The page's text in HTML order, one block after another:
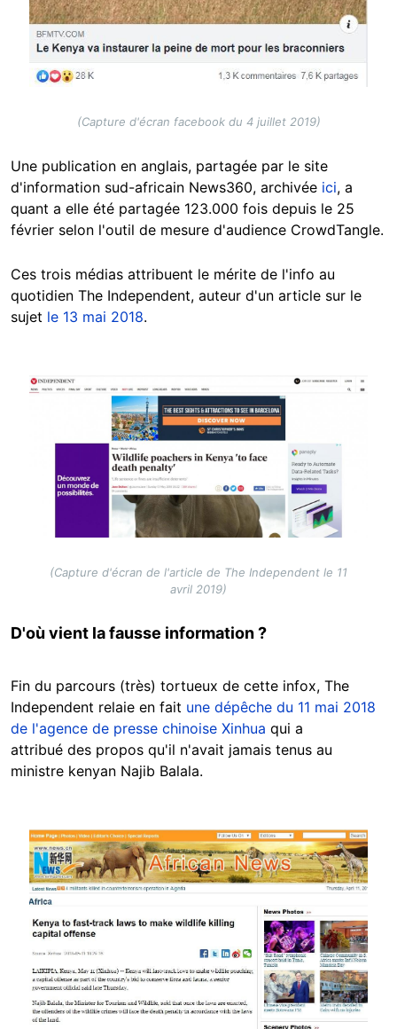
(Capture d'écran facebook du 4 juillet 2019)
Une publication en anglais, partagée par le site
d'information sud-africain News360, archivée ici, a
quant a elle été partagée 123.000 fois depuis le 25
février selon l'outil de mesure d'audience CrowdTangle.
Ces trois médias attribuent le mérite de l'info au
quotidien The Independent, auteur d'un article sur le
sujet le 13 mai 2018.
Image
(Capture d'écran de l'article de The Independent le 11
avril 2019)
D'où vient la fausse information ?
Fin du parcours (très) tortueux de cette infox, The
Independent relaie en fait une dépêche du 11 mai 2018
de l'agence de presse chinoise Xinhua qui a
attribué des propos qu'il n'avait jamais tenus au
ministre kenyan Najib Balala.
Image